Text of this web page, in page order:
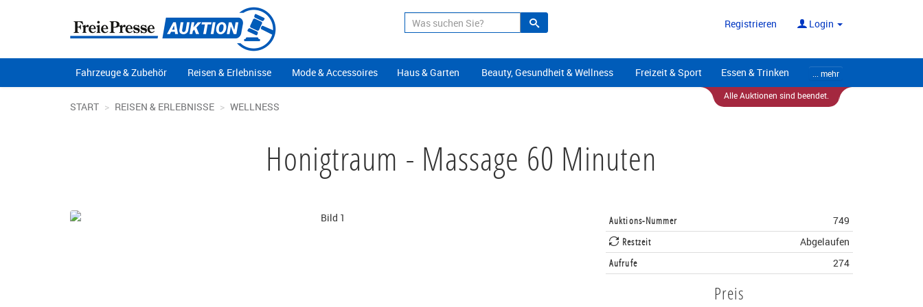
Suche Registrieren Login
Fahrzeuge & Zubehör Reisen & Erlebnisse Mode & Accessoires Haus & Garten Beauty, Gesundheit & Wellness Freizeit & Sport Essen & Trinken
... mehr
Alle Auktionen sind beendet.
START REISEN & ERLEBNISSE WELLNESS
Honigtraum - Massage 60 Minuten
Auktions-Nummer
749
Restzeit
Abgelaufen
Aufrufe
274
Preis